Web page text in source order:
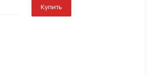
Купить